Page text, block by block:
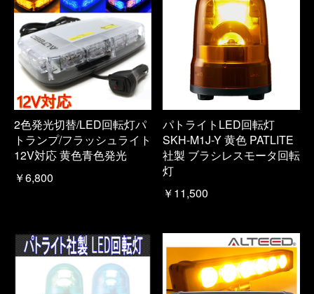
2色発光切替/LED回転灯パ
トランプ/フラッシュライト
12V対応 黄色青色発光
￥6,800
パトライトLED回転灯
SKH-M1J-Y 黄色 PATLITE
社製 ブラシレスモータ回転
灯
￥11,500